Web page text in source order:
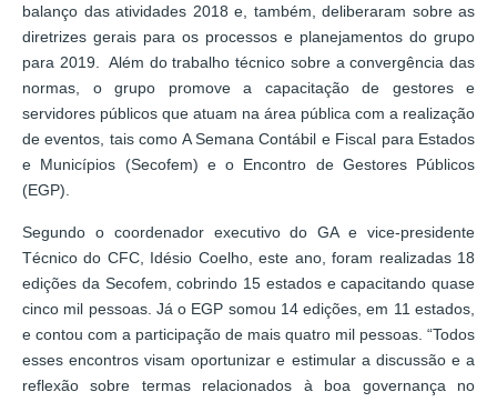
balanço das atividades 2018 e, também, deliberaram sobre as
diretrizes gerais para os processos e planejamentos do grupo
para 2019. Além do trabalho técnico sobre a convergência das
normas, o grupo promove a capacitação de gestores e
servidores públicos que atuam na área pública com a realização
de eventos, tais como A Semana Contábil e Fiscal para Estados
e Municípios (Secofem) e o Encontro de Gestores Públicos
(EGP).
Segundo o coordenador executivo do GA e vice-presidente
Técnico do CFC, Idésio Coelho, este ano, foram realizadas 18
edições da Secofem, cobrindo 15 estados e capacitando quase
cinco mil pessoas. Já o EGP somou 14 edições, em 11 estados,
e contou com a participação de mais quatro mil pessoas. “Todos
esses encontros visam oportunizar e estimular a discussão e a
reflexão sobre termas relacionados à boa governança no